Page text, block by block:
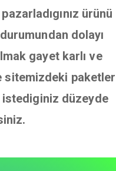
ürünü
dolayı
gayet karlı ve
sitemizdeki paketler
istediginiz düzeyde